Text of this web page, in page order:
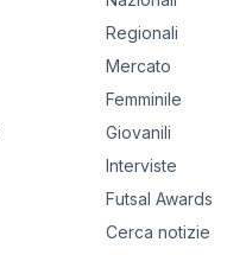
Regionali
Mercato
Femminile
Giovanili
Interviste
Futsal Awards
Cerca notizie